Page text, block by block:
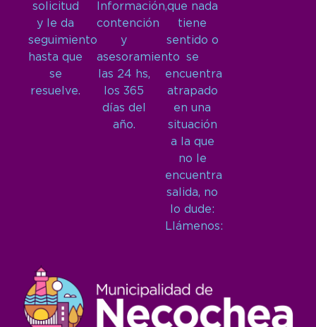
solicitud
y le da
seguimiento
hasta que
se
resuelve.
Información,
contención
y
asesoramiento
las 24 hs,
los 365
días del
año.
que nada
tiene
sentido o
se
encuentra
atrapado
en una
situación
a la que
no le
encuentra
salida, no
lo dude:
Llámenos: